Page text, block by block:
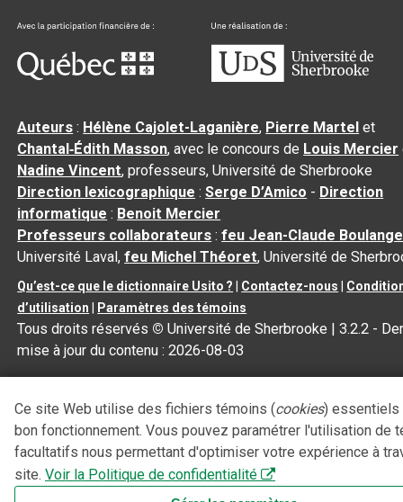
Auteurs : Hélène Cajolet-Laganière, Pierre Martel et
Chantal‑Édith Masson, avec le concours de Louis Mercier
Nadine Vincent, professeurs, Université de Sherbrooke
Direction lexicographique :Serge D’Amico - Direction
informatique : Benoit Mercier
Professeurs collaborateurs :feu Jean-Claude
Université Laval,feu Michel Théoret, Université de
Qu’est-ce que le dictionnaire Usito ? Contactez-nous
d’utilisation
Paramètres des témoins
Tous droits réservés © Université de Sherbrooke |3.2.2 -
mise à jour du contenu :2026-08-03
Ce site Web utilise des fichiers témoins (cookies) essentiels
bon fonctionnement. Vous pouvez paramétrer l'utilisation de
facultatifs nous permettant d'optimiser votre expérience à
site. Voir la Politique de confidentialité